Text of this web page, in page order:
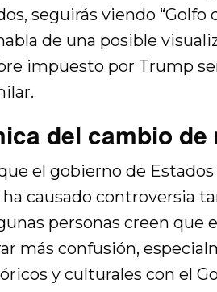
seguirás viendo “Golfo
de una posible
impuesto por Trump
del cambio de
el gobierno de
causado controversia
personas creen que
más confusión,
y culturales con el